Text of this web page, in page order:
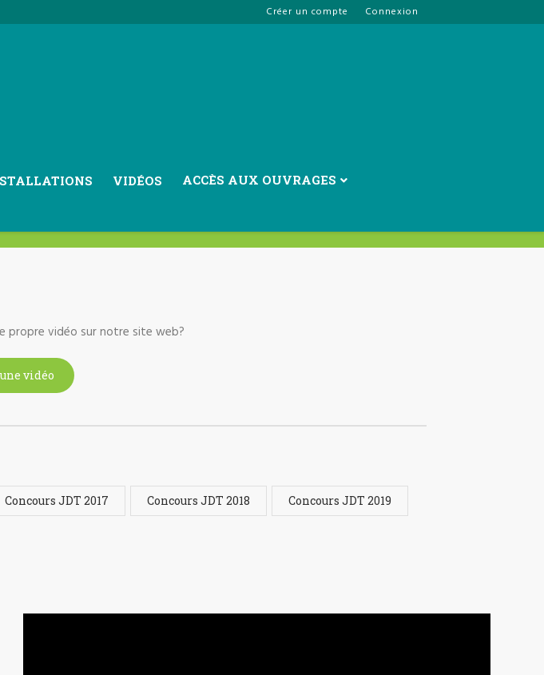
Créer un compte Connexion
VIDÉOS ACCÈS AUX OUVRAGES
propre vidéo sur notre site web?
vidéo
Concours JDT 2017 Concours JDT 2018 Concours JDT 2019